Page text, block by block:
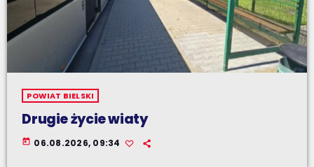
POWIAT BIELSKI
Drugie życie wiaty
today 06.08.2026, 09:34